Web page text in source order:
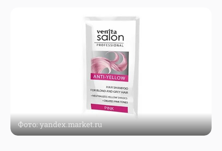
Фото: yandex.market.ru